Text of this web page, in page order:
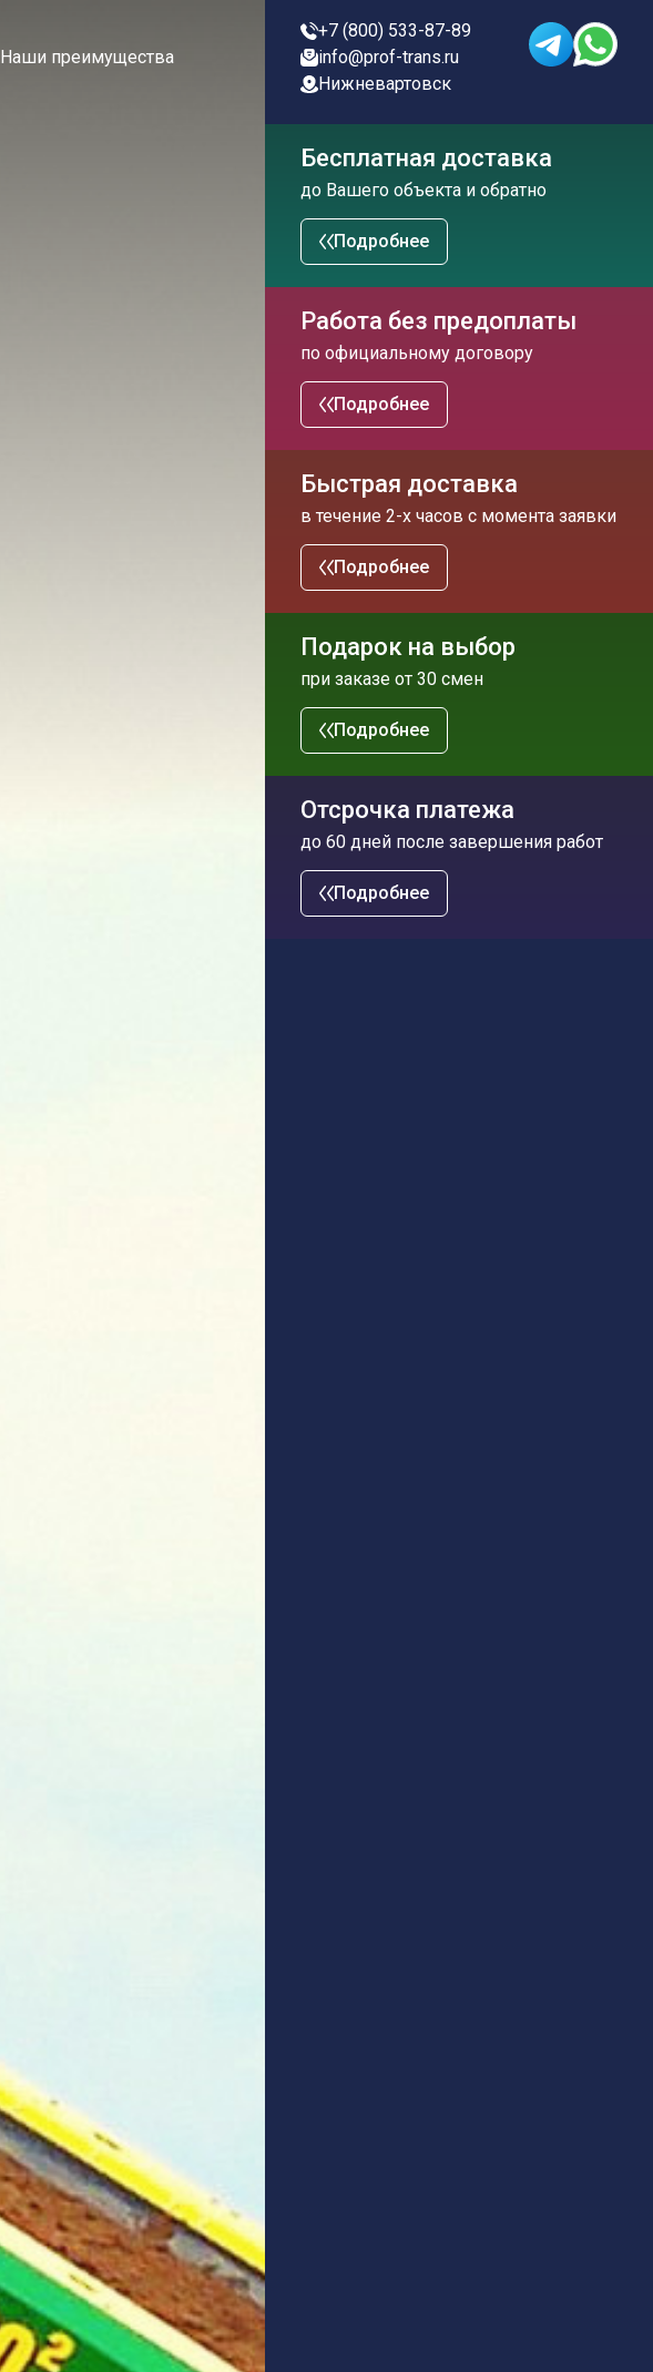
Наши преимущества
+7 (800) 533-87-89
info@prof-trans.ru
Нижневартовск
Бесплатная доставка
до Вашего объекта и обратно
Подробнее
Работа без предоплаты
по официальному договору
Подробнее
Быстрая доставка
в течение 2-х часов с момента заявки
Подробнее
Подарок на выбор
при заказе от 30 смен
Подробнее
Отсрочка платежа
до 60 дней после завершения работ
Подробнее